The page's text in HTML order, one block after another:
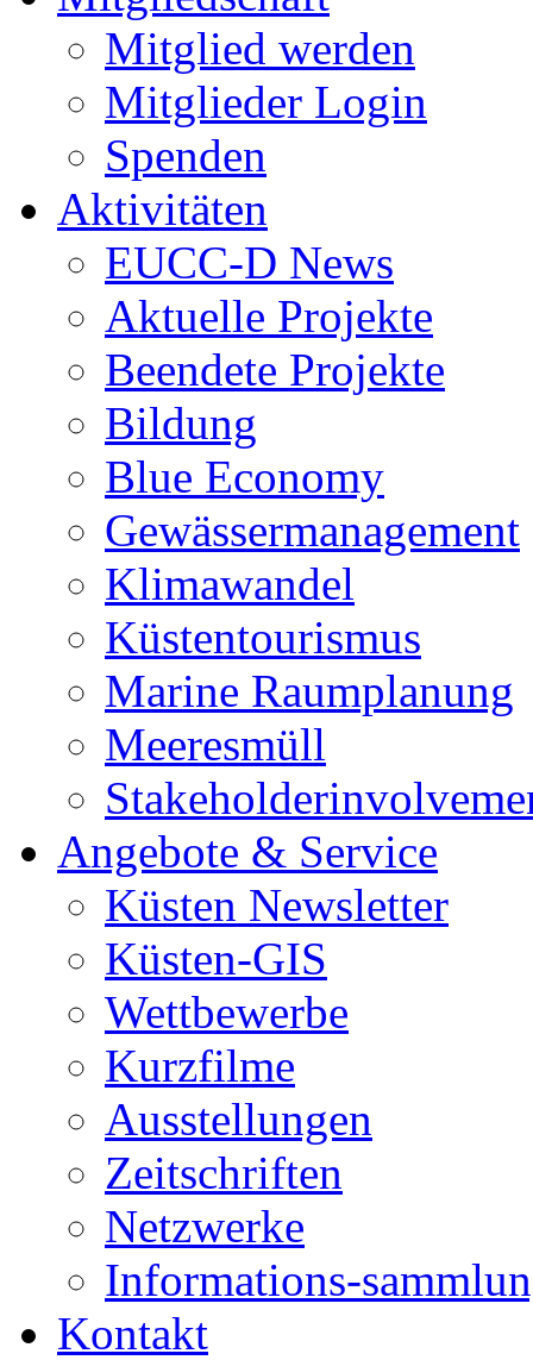
Mitglied werden
Mitglieder Login
Spenden
Aktivitäten
EUCC-D News
Aktuelle Projekte
Beendete Projekte
Bildung
Blue Economy
Gewässermanagement
Klimawandel
Küstentourismus
Marine Raumplanung
Meeresmüll
Angebote & Service
Küsten Newsletter
Küsten-GIS
Wettbewerbe
Kurzfilme
Ausstellungen
Zeitschriften
Netzwerke
Informations-
Kontakt